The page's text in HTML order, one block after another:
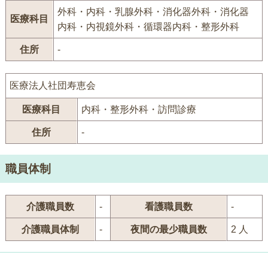
医療科目
外科・内科・乳腺外科・消化器外科・消化器
内科・内視鏡外科・循環器内科・整形外科
住所 -
医療法人社団寿恵会
医療科目 内科・整形外科・訪問診療
住所 -
職員体制
介護職員数 - 看護職員数 -
介護職員体制 - 夜間の最少職員数 2 人